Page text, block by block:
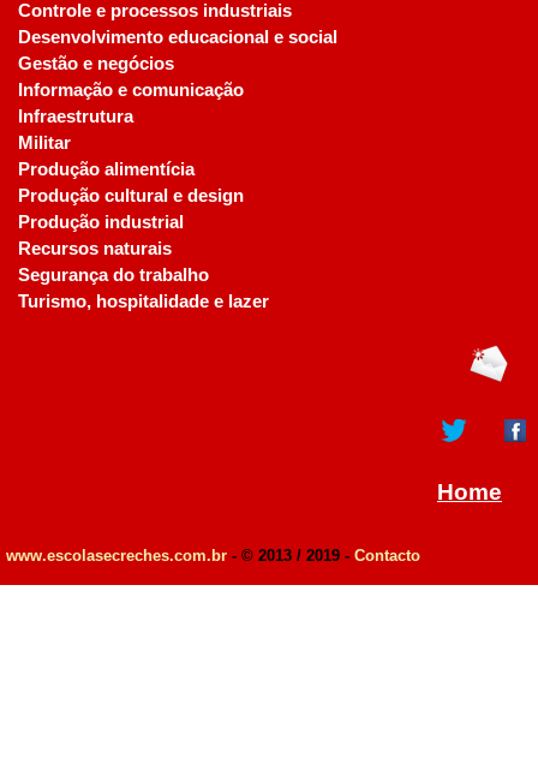
Controle e processos industriais
Desenvolvimento educacional e social
Gestão e negócios
Informação e comunicação
Infraestrutura
Militar
Produção alimentícia
Produção cultural e design
Produção industrial
Recursos naturais
Segurança do trabalho
Turismo, hospitalidade e lazer
Home
www.escolasecreches.com.br - © 2013 / 2019 - Contacto